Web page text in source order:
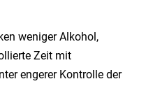
weniger Alkohol,
Zeit mit
engerer Kontrolle der